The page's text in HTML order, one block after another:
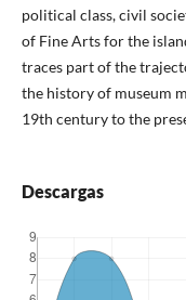
political class, civil
of Fine Arts for the
traces part of the
the history of museum
19th century to the
Descargas